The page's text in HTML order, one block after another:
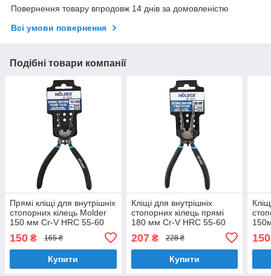
Повернення товару впродовж 14 днів за домовленістю
Всі умови повернення
Подібні товари компанії
Прямі кліщі для внутрішніх
стопорних кілець Molder
150 мм Cr-V HRC 55-60
150 ₴ 165 ₴
Купити
Кліщі для внутрішніх
стопорних кілець прямі
180 мм Cr-V HRC 55-60
(MT46018)
207₴ 228 ₴
Купити
150